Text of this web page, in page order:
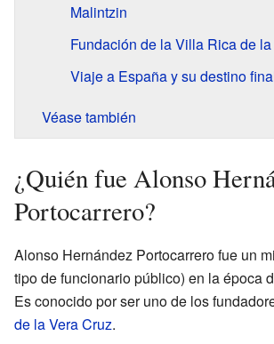
Malintzin
Fundación de la Villa Rica de
Viaje a España y su destino
Véase también
¿Quién fue Alonso
Portocarrero?
Alonso Hernández Portocarrero fue un
tipo de funcionario público) en la época
Es conocido por ser uno de los
de la Vera Cruz.